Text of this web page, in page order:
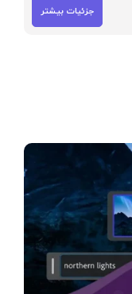
جزئیات بیشتر